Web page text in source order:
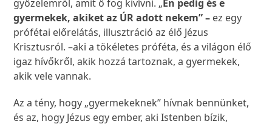
győzelemről, amit ő fog kivívni. „Én pedig és e
gyermekek, akiket az ÚR adott nekem” – ez egy
prófétai előrelátás, illusztráció az élő Jézus
Krisztusról. –aki a tökéletes próféta, és a világon élő
igaz hívőkről, akik hozzá tartoznak, a gyermekek,
akik vele vannak.
Az a tény, hogy „gyermekeknek” hívnak bennünket,
és az, hogy Jézus egy ember, aki Istenben bízik,